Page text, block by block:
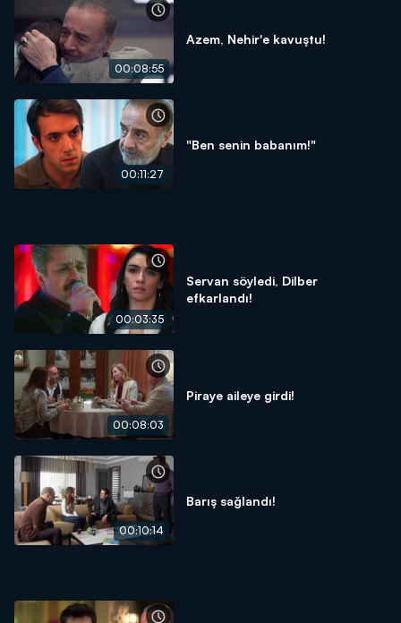
00:08:55
Azem, Nehir'e kavuştu!
00:11:27
"Ben senin babanım!"
00:03:35
Servan söyledi, Dilber
efkarlandı!
00:08:03
Piraye aileye girdi!
00:10:14
Barış sağlandı!